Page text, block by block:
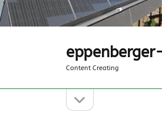
Content Creating
Seitenleisteöffnen